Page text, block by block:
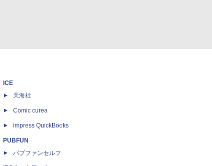
ICE
天海社
Comic curea
impress QuickBooks
PUBFUN
パブファンセルフ